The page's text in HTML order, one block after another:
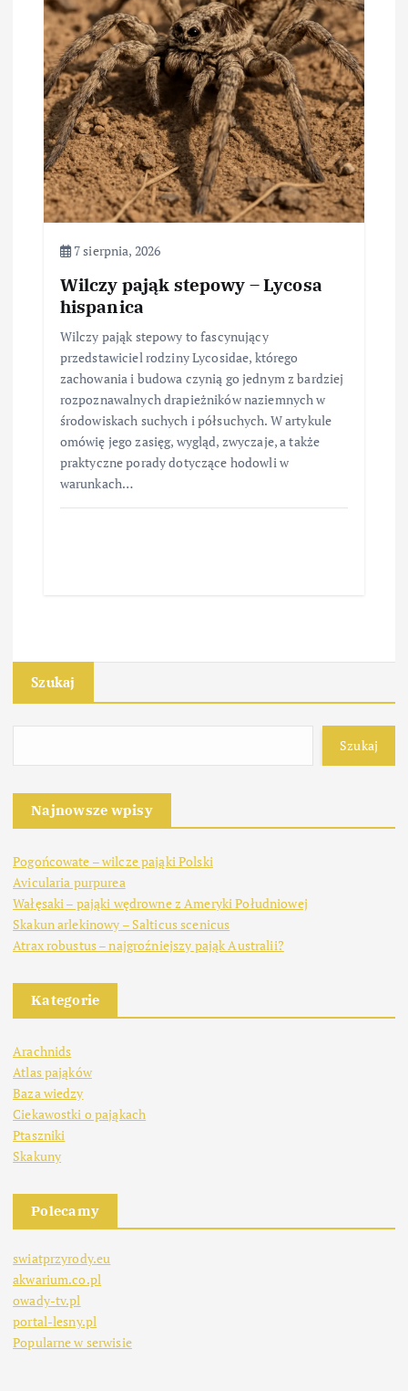
7 sierpnia, 2026
Wilczy pająk stepowy – Lycosa
hispanica
Wilczy pająk stepowy to fascynujący
przedstawiciel rodziny Lycosidae, którego
zachowania i budowa czynią go jednym z bardziej
rozpoznawalnych drapieżników naziemnych w
środowiskach suchych i półsuchych. W artykule
omówię jego zasięg, wygląd, zwyczaje, a także
praktyczne porady dotyczące hodowli w
warunkach…
Szukaj
Szukaj
Najnowsze wpisy
Pogońcowate – wilcze pająki Polski
Avicularia purpurea
Wałęsaki – pająki wędrowne z Ameryki Południowej
Skakun arlekinowy – Salticus scenicus
Atrax robustus – najgroźniejszy pająk Australii?
Kategorie
Arachnids
Atlas pająków
Baza wiedzy
Ciekawostki o pająkach
Ptaszniki
Skakuny
Polecamy
swiatprzyrody.eu
akwarium.co.pl
owady-tv.pl
portal-lesny.pl
Popularne w serwisie